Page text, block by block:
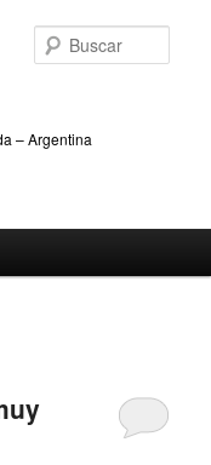
– Argentina